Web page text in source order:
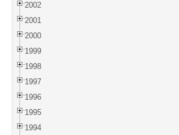
2002
2001
2000
1999
1998
1997
1996
1995
1994